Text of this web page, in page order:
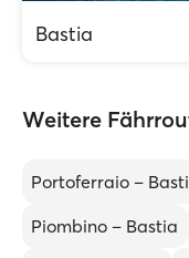
Bastia
Weitere
Portoferraio –
Piombino – Bastia